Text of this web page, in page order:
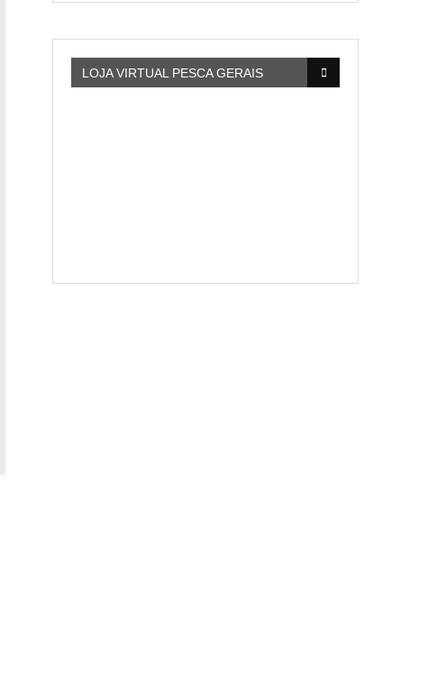
LOJA VIRTUAL PESCA GERAIS